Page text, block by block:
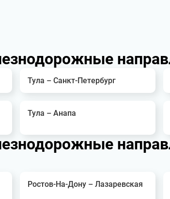
Тула – Санкт-Петербург
Тула – Анапа
Ростов-На-Дону – Лазаревская